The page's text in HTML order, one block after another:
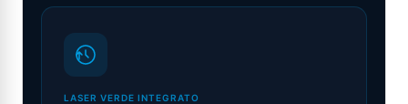
LASER VERDE INTEGRATO